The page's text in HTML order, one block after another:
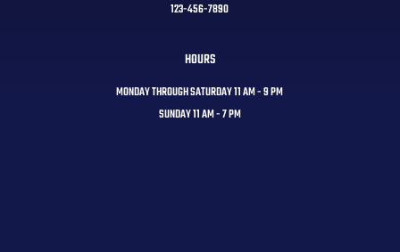
123-456-7890
HOURS
MONDAY THROUGH SATURDAY 11 AM - 9 PM
SUNDAY 11 AM - 7 PM